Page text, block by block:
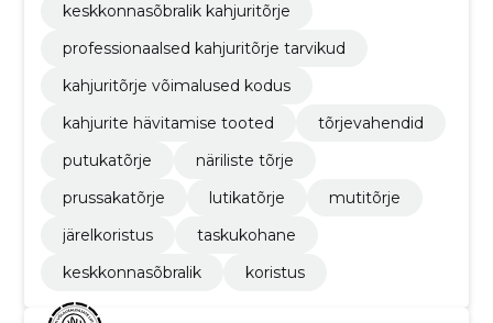
keskkonnasõbralik kahjuritõrje
professionaalsed kahjuritõrje tarvikud
kahjuritõrje võimalused kodus
kahjurite hävitamise tooted
tõrjevahendid
putukatõrje
näriliste tõrje
prussakatõrje
lutikatõrje
mutitõrje
järelkoristus
taskukohane
keskkonnasõbralik
koristus